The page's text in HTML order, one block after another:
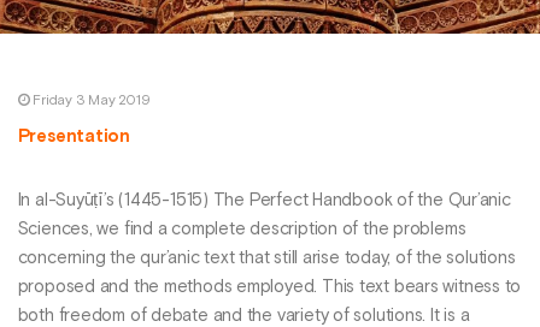
Friday 3 May 2019
Presentation
In al-Suyūṭī’s (1445-1515) The Perfect Handbook of the Qur’anic
Sciences, we find a complete description of the problems
concerning the qur’anic text that still arise today, of the solutions
proposed and the methods employed. This text bears witness to
both freedom of debate and the variety of solutions. It is a